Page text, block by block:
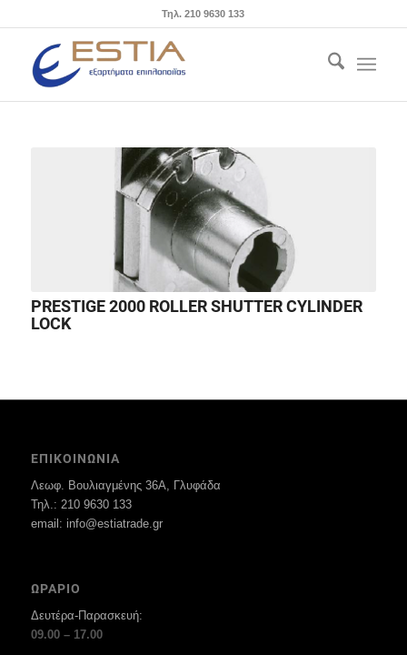
Τηλ. 210 9630 133
PRESTIGE 2000 ROLLER SHUTTER CYLINDER
LOCK
ΕΠΙΚΟΙΝΩΝΙΑ
Λεωφ. Βουλιαγμένης 36Α, Γλυφάδα
Τηλ.: 210 9630 133
email: info@estiatrade.gr
ΩΡΑΡΙΟ
Δευτέρα-Παρασκευή:
09.00 – 17.00